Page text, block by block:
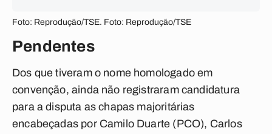
Foto: Reprodução/TSE. Foto: Reprodução/TSE
Pendentes
Dos que tiveram o nome homologado em
convenção, ainda não registraram candidatura
para a disputa as chapas majoritárias
encabeçadas por Camilo Duarte (PCO), Carlos